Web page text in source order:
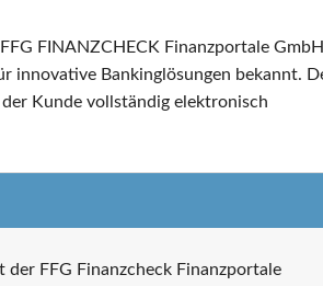
FINANZCHECK Finanzportale GmbH
innovative Bankinglösungen bekannt.
Kunde vollständig elektronisch
FFG Finanzcheck Finanzportale